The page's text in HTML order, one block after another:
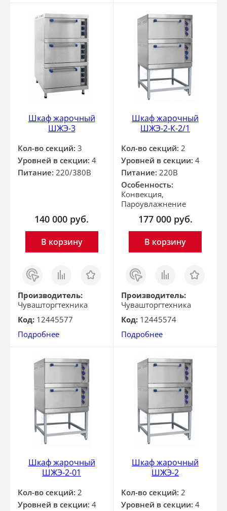
Шкаф жарочный
ШЖЭ-3
Кол-во секций: 3
Уровней в секции: 4
Питание: 220/380В
140 000 руб.
В корзину
Заказ
в 1
клик
Сравнить Отложить
Производитель:
Чувашторгтехника
Код: 12445577
Подробнее
Шкаф жарочный
ШЖЭ-2-К-2/1
Кол-во секций: 2
Уровней в секции: 4
Питание: 220В
Особенность:
Конвекция,
Пароувлажнение
177 000 руб.
В корзину
Заказ
в 1
клик
Сравнить Отложить
Производитель:
Чувашторгтехника
Код: 12445574
Подробнее
Шкаф жарочный
ШЖЭ-2-01
Кол-во секций: 2
Уровней в секции: 4
Шкаф жарочный
ШЖЭ-2
Кол-во секций: 2
Уровней в секции: 4